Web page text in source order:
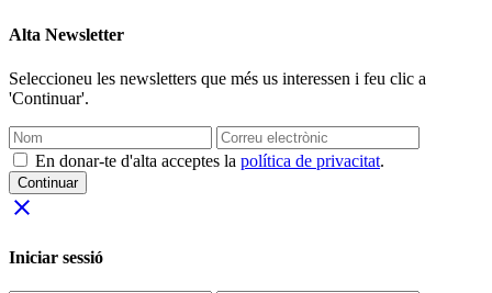
Alta Newsletter
Seleccioneu les newsletters que més us interessen i feu clic a
'Continuar'.
En donar-te d'alta acceptes la política de privacitat.
Continuar
close
Iniciar sessió